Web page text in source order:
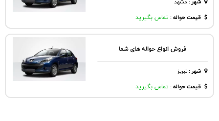
شهر: مشهد
قیمت حواله : تماس بگیرید
فروش انواع حواله های شما
شهر:تبريز
قیمت حواله : تماس بگیرید